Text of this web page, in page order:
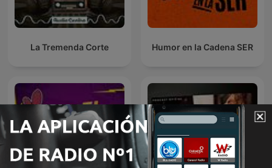
La Tremenda Corte Humor en la Cadena SER